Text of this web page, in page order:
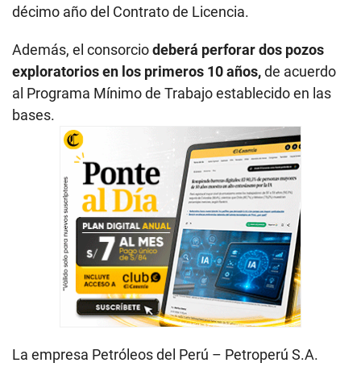
décimo año del Contrato de Licencia.
Además, el consorciodeberá perforar dos pozos
exploratorios en los primeros 10 años,de acuerdo
al Programa Mínimo de Trabajo establecido en las
bases.
La empresa Petróleos del Perú – Petroperú S.A.